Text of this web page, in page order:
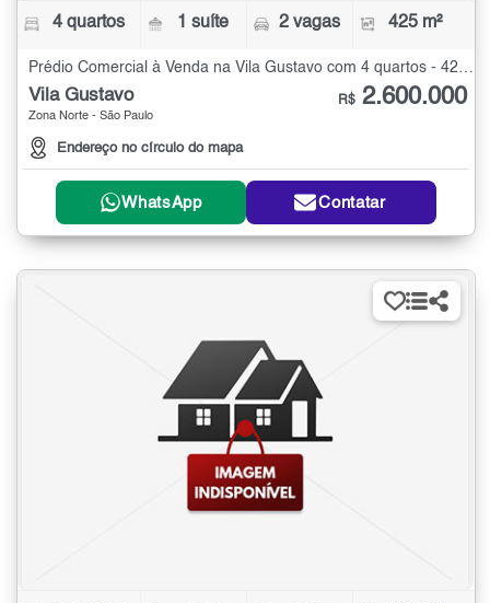
4 quartos 1 suíte 2 vagas 425 m²
Prédio Comercial à Venda na Vila Gustavo com 4 quartos - 425 m²
Vila Gustavo
Zona Norte - São Paulo
Endereço no círculo do mapa
R$ 2.600.000
WhatsApp Contatar